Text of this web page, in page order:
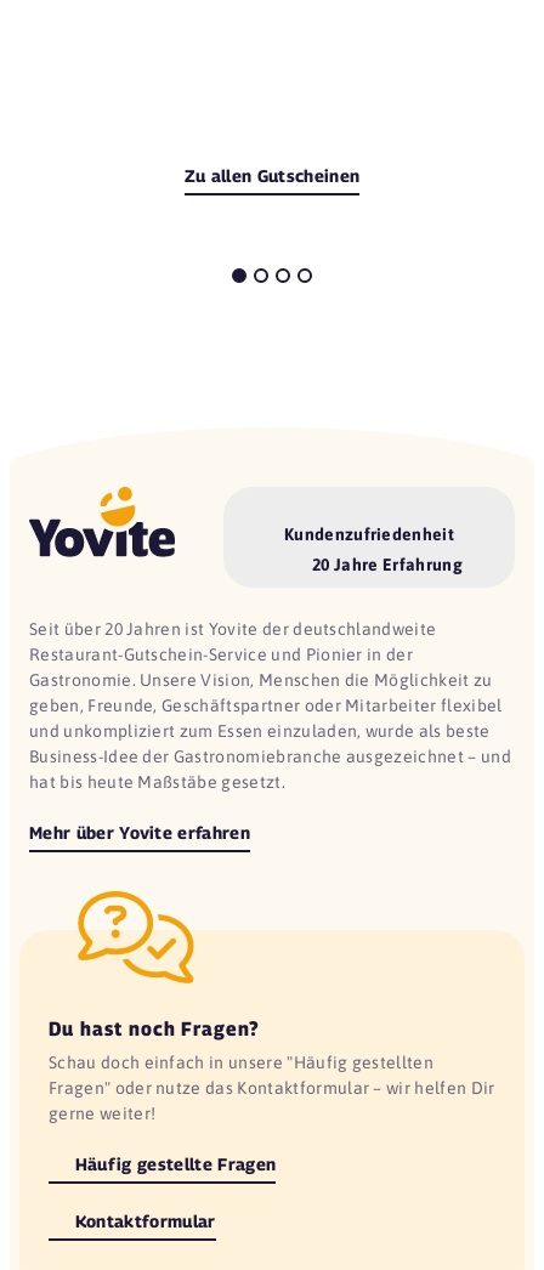
Zu allen Gutscheinen
Kundenzufriedenheit
20 Jahre Erfahrung
Seit über 20 Jahren ist Yovite der deutschlandweite
Restaurant-Gutschein-Service und Pionier in der
Gastronomie. Unsere Vision, Menschen die Möglichkeit zu
geben, Freunde, Geschäftspartner oder Mitarbeiter flexibel
und unkompliziert zum Essen einzuladen, wurde als beste
Business-Idee der Gastronomiebranche ausgezeichnet – und
hat bis heute Maßstäbe gesetzt.
Mehr über Yovite erfahren
Du hast noch Fragen?
Schau doch einfach in unsere "Häufig gestellten
Fragen" oder nutze das Kontaktformular – wir helfen Dir
gerne weiter!
Häufig gestellte Fragen
Kontaktformular